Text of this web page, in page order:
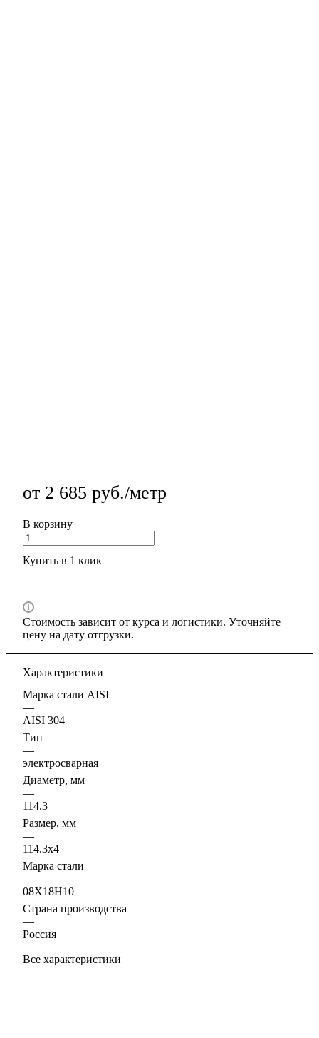
от 2 685 руб./метр
В корзину
Купить в 1 клик
Стоимость зависит от курса и логистики. Уточняйте
цену на дату отгрузки.
Характеристики
Марка стали AISI
—
AISI 304
Тип
—
электросварная
Диаметр, мм
—
114.3
Размер, мм
—
114.3х4
Марка стали
—
08Х18Н10
Страна производства
—
Россия
Все характеристики